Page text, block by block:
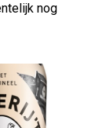
nog